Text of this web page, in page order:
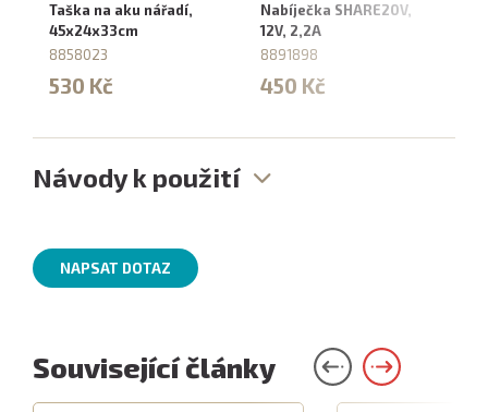
Taška na aku nářadí,
45x24x33cm
8858023
530 Kč
Nabíječka SHARE20V,
12V, 2,2A
8891898
450 Kč
Návody k použití
NAPSAT DOTAZ
Související články